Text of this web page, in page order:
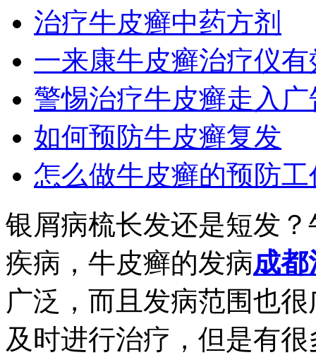
治疗牛皮癣中药方剂
一来康牛皮癣治疗仪
警惕治疗牛皮癣走入
如何预防牛皮癣复发
怎么做牛皮癣的预防工
银屑病梳长发还是短发
疾病，牛皮癣的发病成
广泛，而且发病范围也
及时进行治疗，但是有